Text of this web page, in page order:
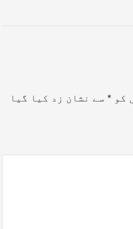
کو * سے نشان زد کیا گیا